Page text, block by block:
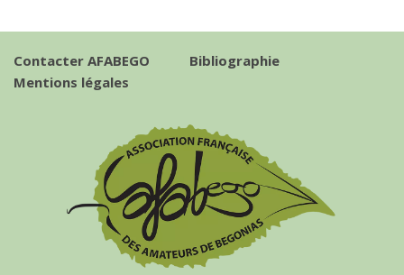
Contacter AFABEGO
Bibliographie
Mentions légales